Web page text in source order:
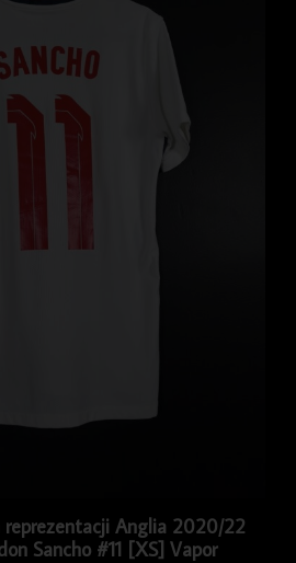
reprezentacji Anglia 2020/22
Sancho #11 [XS] Vapor